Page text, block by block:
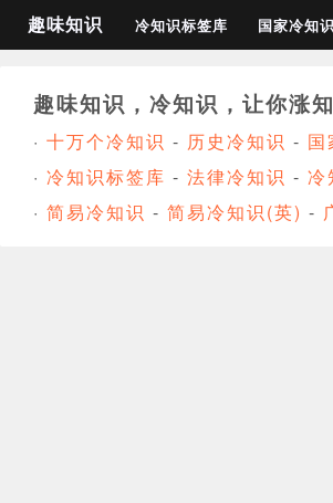
趣味知识 冷知识标签库 国家冷知识
趣味知识，冷知识，让你涨知
· 十万个冷知识 - 历史冷知识 - 国
· 冷知识标签库 - 法律冷知识 - 冷
· 简易冷知识 - 简易冷知识(英) -